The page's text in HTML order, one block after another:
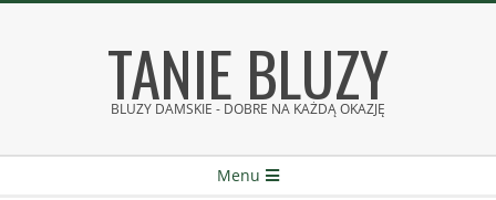
TANIE BLUZY
BLUZY DAMSKIE - DOBRE NA KAŻDĄ OKAZJĘ
Menu